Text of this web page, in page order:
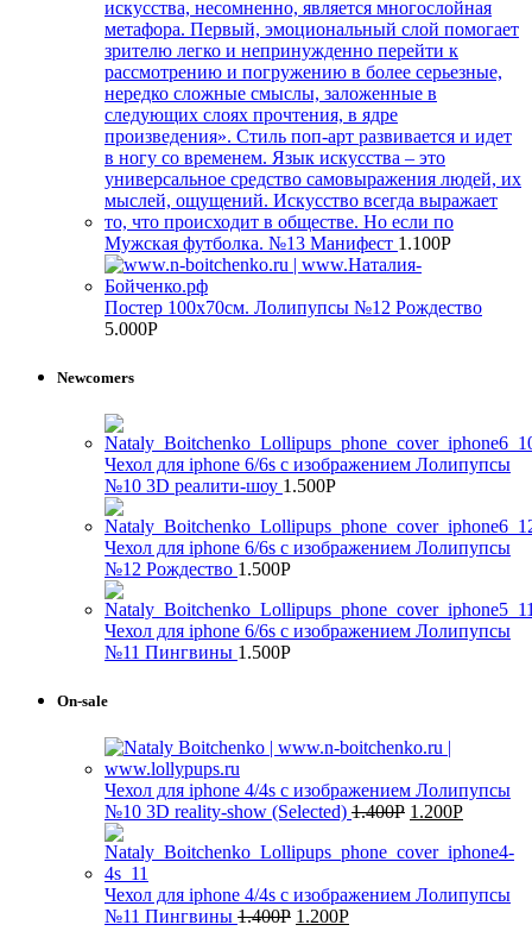
Мужская футболка. №13 Манифест 1.100Р
Постер 100х70см. Лолипупсы №12 Рождество
5.000Р
Newcomers
Чехол для iphone 6/6s с изображением Лолипупсы
№10 3D реалити-шоу 1.500Р
Чехол для iphone 6/6s с изображением Лолипупсы
№12 Рождество 1.500Р
Чехол для iphone 6/6s с изображением Лолипупсы
№11 Пингвины 1.500Р
On-sale
Чехол для iphone 4/4s с изображением Лолипупсы
№10 3D reality-show (Selected) 1.400Р 1.200Р
Чехол для iphone 4/4s с изображением Лолипупсы
№11 Пингвины 1.400Р 1.200Р